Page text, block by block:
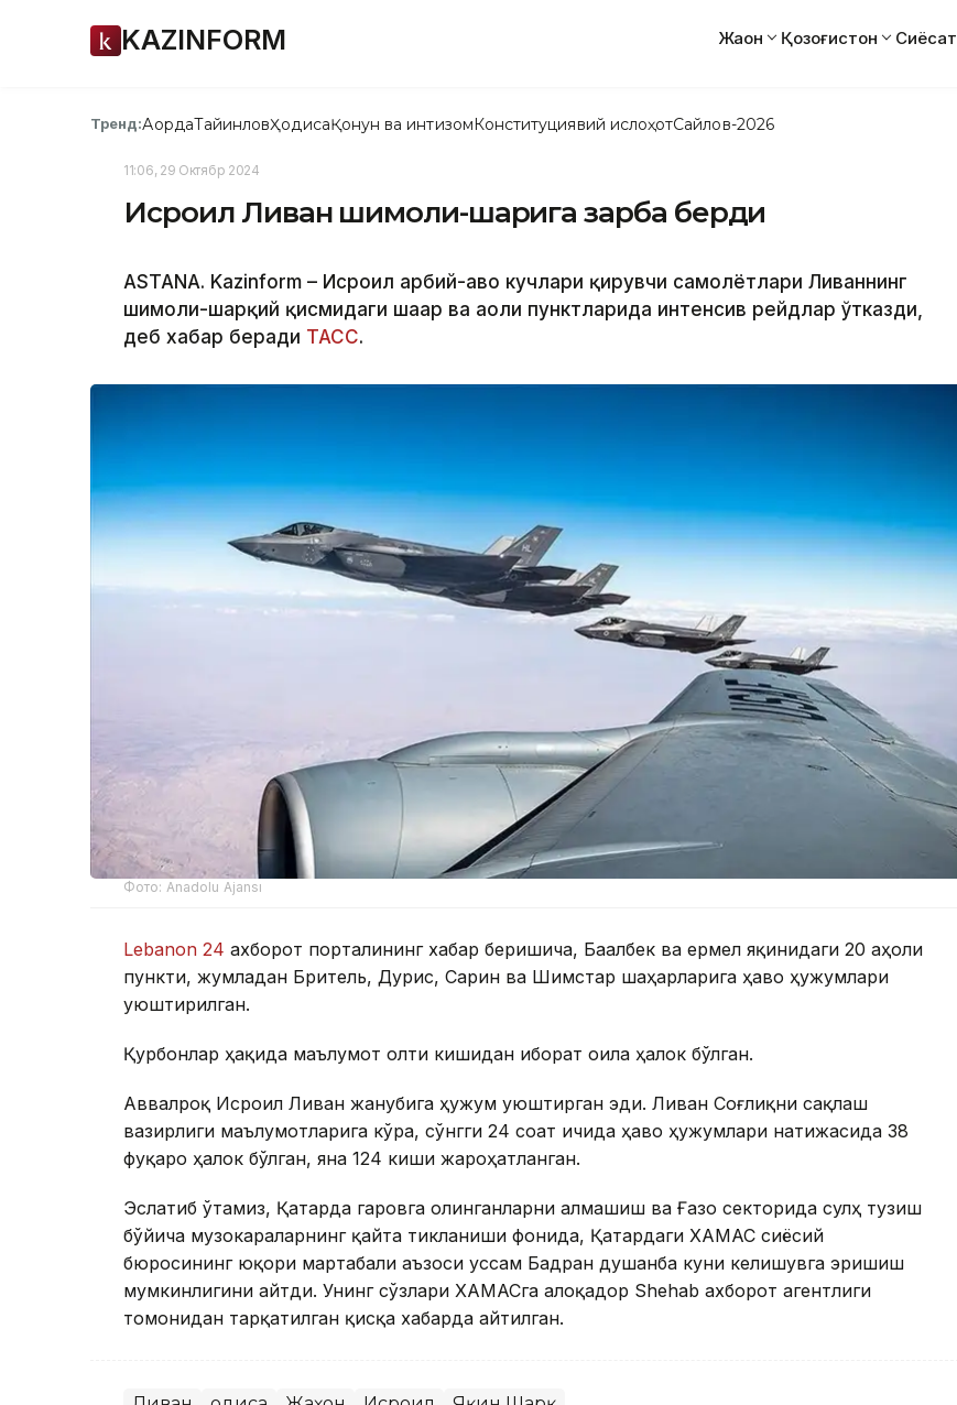
KAZINFORM Жаҳон Қозоғистон Сиёсат
Тренд:АқордаТайинловҲодисаҚонун ва интизомКонституциявий ислоҳотСайлов-2026
11:06, 29 Октябр 2024
Исроил Ливан шимоли-шарқига зарба берди
ASTANA. Kazinform – Исроил ҳарбий-ҳаво кучлари қирувчи самолётлари Ливаннинг
шимоли-шарқий қисмидаги шаҳар ва аҳоли пунктларида интенсив рейдлар ўтказди,
деб хабар беради ТАСС.
Фото: Anadolu Ajansı
Lebanon 24 ахборот порталининг хабар беришича, Баалбек ва Ҳермел яқинидаги 20 аҳоли
пункти, жумладан Бритель, Дурис, Сарин ва Шимстар шаҳарларига ҳаво ҳужумлари
уюштирилган.
Қурбонлар ҳақида маълумот олти кишидан иборат оила ҳалок бўлган.
Аввалроқ Исроил Ливан жанубига ҳужум уюштирган эди. Ливан Соғлиқни сақлаш
вазирлиги маълумотларига кўра, сўнгги 24 соат ичида ҳаво ҳужумлари натижасида 38
фуқаро ҳалок бўлган, яна 124 киши жароҳатланган.
Эслатиб ўтамиз, Қатарда гаровга олинганларни алмашиш ва Ғазо секторида сулҳ тузиш
бўйича музокараларнинг қайта тикланиши фонида, Қатардаги ХАМАС сиёсий
бюросининг юқори мартабали аъзоси Ҳуссам Бадран душанба куни келишувга эришиш
мумкинлигини айтди. Унинг сўзлари ХАМАСга алоқадор Shehab ахборот агентлиги
томонидан тарқатилган қисқа хабарда айтилган.